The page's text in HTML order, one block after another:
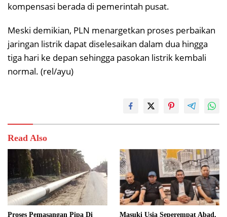
kompensasi berada di pemerintah pusat.
Meski demikian, PLN menargetkan proses perbaikan
jaringan listrik dapat diselesaikan dalam dua hingga
tiga hari ke depan sehingga pasokan listrik kembali
normal. (rel/ayu)
Read Also
Proses Pemasangan Pipa Di Masuki Usia Seperempat Abad,